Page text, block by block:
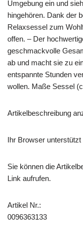
Umgebung ein und
hingehören. Dank der
Relaxsessel zum
offen. – Der
geschmackvolle
ab und macht sie zu
entspannte Stunden
wollen. Maße Sessel
Artikelbeschreibung
Ihr Browser
Sie können die
Link aufrufen.
Artikel Nr.:
0096363133